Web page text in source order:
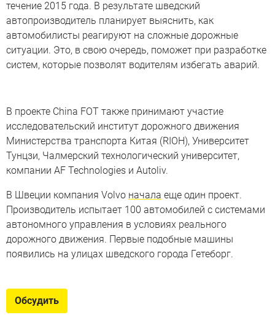
течение 2015 года. В результате шведский
автопроизводитель планирует выяснить, как
автомобилисты реагируют на сложные дорожные
ситуации. Это, в свою очередь, поможет при разработке
систем, которые позволят водителям избегать аварий.
В проекте China FOT также принимают участие
исследовательский институт дорожного движения
Министерства транспорта Китая (RIOH), Университет
Тунцзи, Чалмерский технологический университет,
компании AF Technologies и Autoliv.
В Швеции компания Volvo начала еще один проект.
Производитель испытает 100 автомобилей с системами
автономного управления в условиях реального
дорожного движения. Первые подобные машины
появились на улицах шведского города Гетеборг.
Обсудить